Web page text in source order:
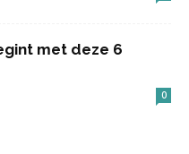
met deze 6
0